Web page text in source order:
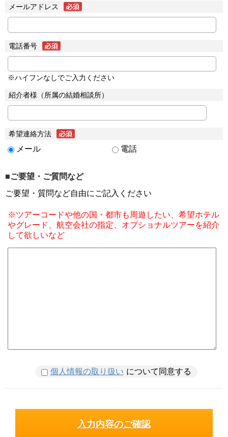
メールアドレス
電話番号
※ハイフンなしでご入力ください
紹介者様（所属の結婚相談所）
希望連絡方法
メール 電話
■ご要望・ご質問など
ご要望・質問など自由にご記入ください
※ツアーコードや他の国・都市も周遊したい、希望ホテル
やグレード、航空会社の指定、オプショナルツアーを紹介
して欲しいなど
個人情報の取り扱い について同意する